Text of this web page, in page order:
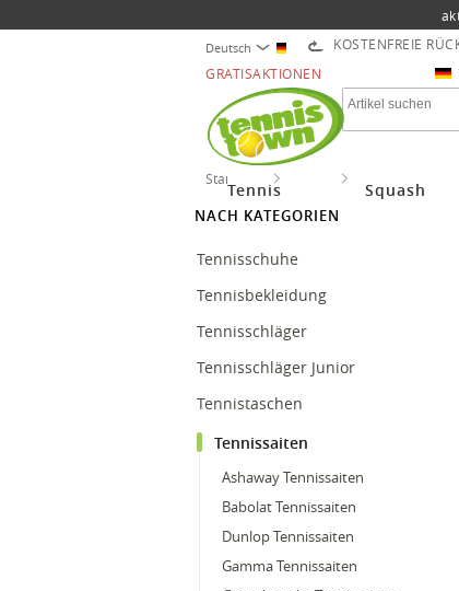
Deutsch KOSTENFREIE
GRATISAKTIONEN
Tennis Squash
Startseite
NACH KATEGORIEN
Tennisschuhe
Tennisbekleidung
Tennisschläger
Tennisschläger Junior
Tennistaschen
Tennissaiten
Ashaway Tennissaiten
Babolat Tennissaiten
Dunlop Tennissaiten
Gamma Tennissaiten